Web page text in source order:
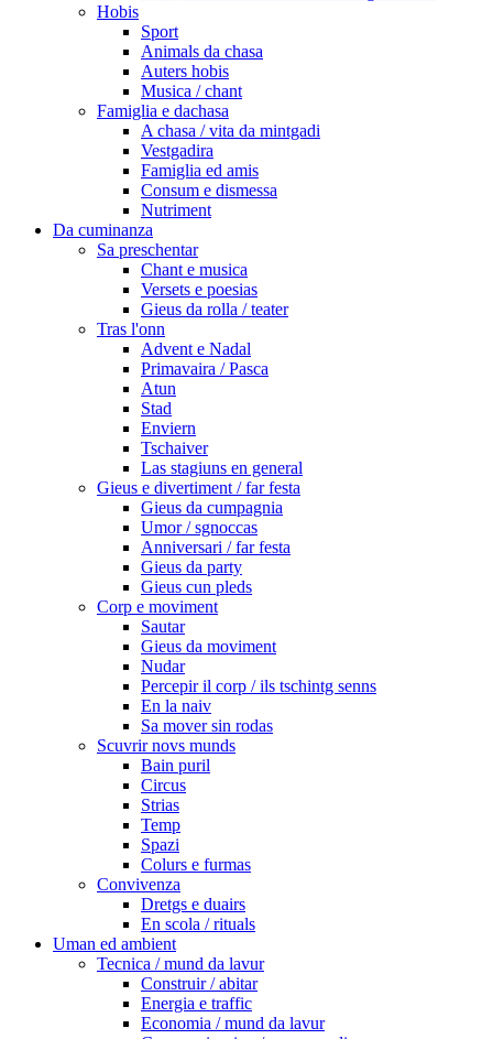
Hobis
Sport
Animals da chasa
Auters hobis
Musica / chant
Famiglia e dachasa
A chasa / vita da mintgadi
Vestgadira
Famiglia ed amis
Consum e dismessa
Nutriment
Da cuminanza
Sa preschentar
Chant e musica
Versets e poesias
Gieus da rolla / teater
Tras l'onn
Advent e Nadal
Primavaira / Pasca
Atun
Stad
Enviern
Tschaiver
Las stagiuns en general
Gieus e divertiment / far festa
Gieus da cumpagnia
Umor / sgnoccas
Anniversari / far festa
Gieus da party
Gieus cun pleds
Corp e moviment
Sautar
Gieus da moviment
Nudar
Percepir il corp / ils tschintg senns
En la naiv
Sa mover sin rodas
Scuvrir novs munds
Bain puril
Circus
Strias
Temp
Spazi
Colurs e furmas
Convivenza
Dretgs e duairs
En scola / rituals
Uman ed ambient
Tecnica / mund da lavur
Construir / abitar
Energia e traffic
Economia / mund da lavur